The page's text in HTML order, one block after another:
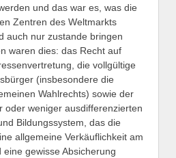
und das war es, was die
Zentren des Weltmarkts
auch nur zustande bringen
waren dies: das Recht auf
die vollgültige
(insbesondere die
Wahlrechts) sowie der
oder weniger ausdifferenzierten
Bildungssystem, das die
allgemeine Verkäuflichkeit am
gewisse Absicherung